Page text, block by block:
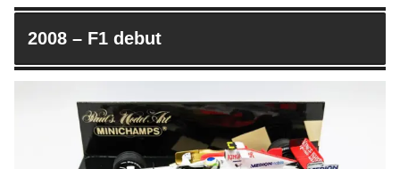
2008 – F1 debut